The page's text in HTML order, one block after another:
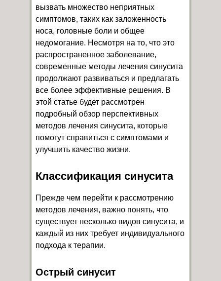
вызвать множество неприятных
симптомов, таких как заложенность
носа, головные боли и общее
недомогание. Несмотря на то, что это
распространенное заболевание,
современные методы лечения синусита
продолжают развиваться и предлагать
все более эффективные решения. В
этой статье будет рассмотрен
подробный обзор перспективных
методов лечения синусита, которые
помогут справиться с симптомами и
улучшить качество жизни.
Классификация синусита
Прежде чем перейти к рассмотрению
методов лечения, важно понять, что
существует несколько видов синусита, и
каждый из них требует индивидуального
подхода к терапии.
Острый синусит